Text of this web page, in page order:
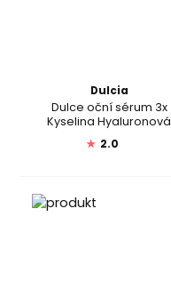
Dulcia
Dulce oční sérum 3x
Kyselina Hyaluronová
★ 2.0